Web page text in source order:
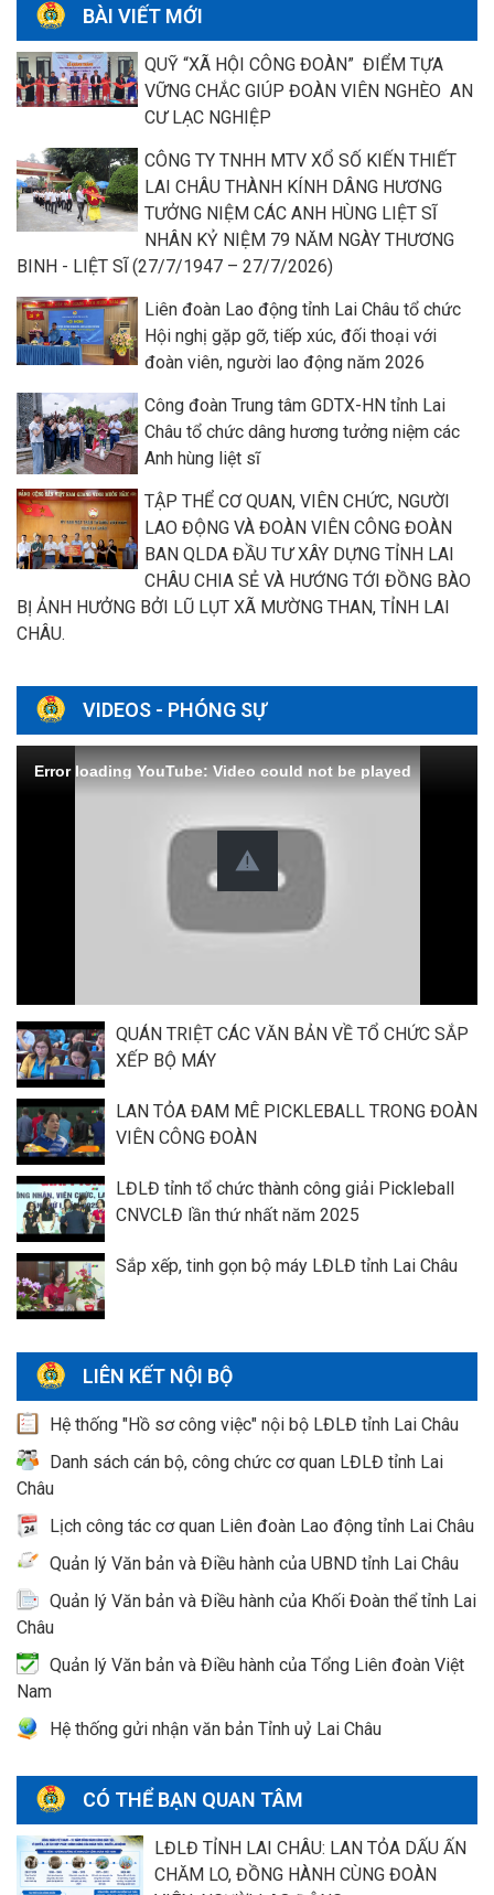
BÀI VIẾT MỚI
QUỸ “XÃ HỘI CÔNG ĐOÀN” ĐIỂM TỰA
VỮNG CHẮC GIÚP ĐOÀN VIÊN NGHÈO AN
CƯ LẠC NGHIỆP
CÔNG TY TNHH MTV XỔ SỐ KIẾN THIẾT
LAI CHÂU THÀNH KÍNH DÂNG HƯƠNG
TƯỞNG NIỆM CÁC ANH HÙNG LIỆT SĨ
NHÂN KỶ NIỆM 79 NĂM NGÀY THƯƠNG
BINH - LIỆT SĨ (27/7/1947 – 27/7/2026)
Liên đoàn Lao động tỉnh Lai Châu tổ chức
Hội nghị gặp gỡ, tiếp xúc, đối thoại với
đoàn viên, người lao động năm 2026
Công đoàn Trung tâm GDTX-HN tỉnh Lai
Châu tổ chức dâng hương tưởng niệm các
Anh hùng liệt sĩ
TẬP THỂ CƠ QUAN, VIÊN CHỨC, NGƯỜI
LAO ĐỘNG VÀ ĐOÀN VIÊN CÔNG ĐOÀN
BAN QLDA ĐẦU TƯ XÂY DỰNG TỈNH LAI
CHÂU CHIA SẺ VÀ HƯỚNG TỚI ĐỒNG BÀO
BỊ ẢNH HƯỞNG BỞI LŨ LỤT XÃ MƯỜNG THAN, TỈNH LAI
CHÂU.
VIDEOS - PHÓNG SỰ
Error loading YouTube: Video could not be played
QUÁN TRIỆT CÁC VĂN BẢN VỀ TỔ CHỨC SẮP
XẾP BỘ MÁY
LAN TỎA ĐAM MÊ PICKLEBALL TRONG ĐOÀN
VIÊN CÔNG ĐOÀN
LĐLĐ tỉnh tổ chức thành công giải Pickleball
CNVCLĐ lần thứ nhất năm 2025
Sắp xếp, tinh gọn bộ máy LĐLĐ tỉnh Lai Châu
LIÊN KẾT NỘI BỘ
Hệ thống "Hồ sơ công việc" nội bộ LĐLĐ tỉnh Lai Châu
Danh sách cán bộ, công chức cơ quan LĐLĐ tỉnh Lai
Châu
Lịch công tác cơ quan Liên đoàn Lao động tỉnh Lai Châu
Quản lý Văn bản và Điều hành của UBND tỉnh Lai Châu
Quản lý Văn bản và Điều hành của Khối Đoàn thể tỉnh Lai
Châu
Quản lý Văn bản và Điều hành của Tổng Liên đoàn Việt
Nam
Hệ thống gửi nhận văn bản Tỉnh uỷ Lai Châu
CÓ THỂ BẠN QUAN TÂM
LĐLĐ TỈNH LAI CHÂU: LAN TỎA DẤU ẤN
CHĂM LO, ĐỒNG HÀNH CÙNG ĐOÀN